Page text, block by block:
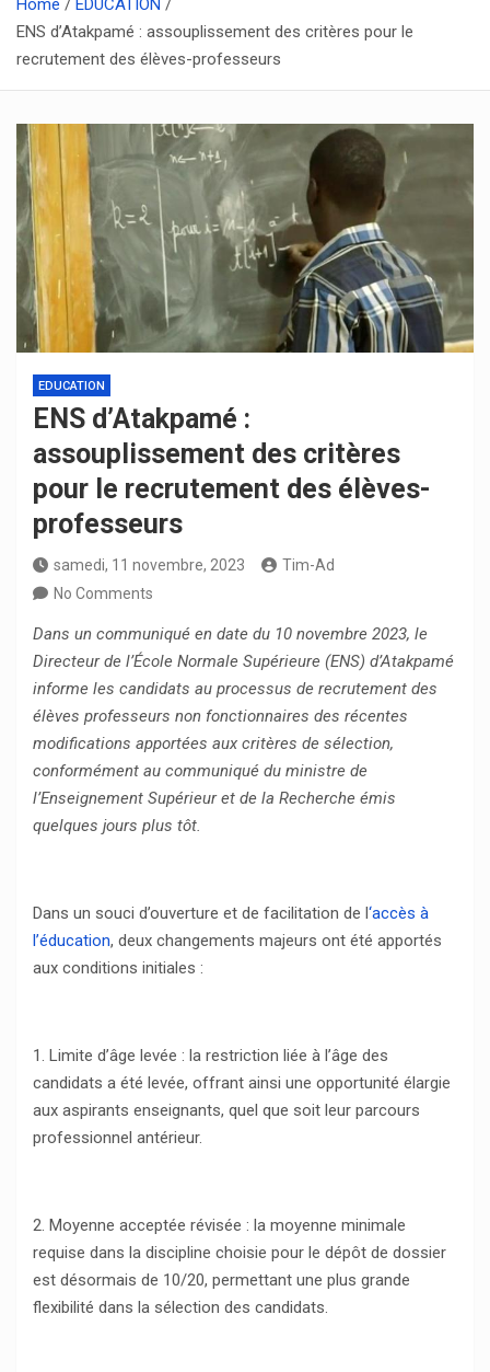
Home
EDUCATION
ENS d’Atakpamé : assouplissement des critères pour le
recrutement des élèves-professeurs
EDUCATION
ENS d’Atakpamé :
assouplissement des critères
pour le recrutement des élèves-
professeurs
samedi, 11 novembre, 2023
Tim-Ad
No Comments
Dans un communiqué en date du 10 novembre 2023, le
Directeur de l’École Normale Supérieure (ENS) d’Atakpamé
informe les candidats au processus de recrutement des
élèves professeurs non fonctionnaires des récentes
modifications apportées aux critères de sélection,
conformément au communiqué du ministre de
l’Enseignement Supérieur et de la Recherche émis
quelques jours plus tôt.
Dans un souci d’ouverture et de facilitation de l‘accès à
l’éducation, deux changements majeurs ont été apportés
aux conditions initiales :
1. Limite d’âge levée : la restriction liée à l’âge des
candidats a été levée, offrant ainsi une opportunité élargie
aux aspirants enseignants, quel que soit leur parcours
professionnel antérieur.
2. Moyenne acceptée révisée : la moyenne minimale
requise dans la discipline choisie pour le dépôt de dossier
est désormais de 10/20, permettant une plus grande
flexibilité dans la sélection des candidats.